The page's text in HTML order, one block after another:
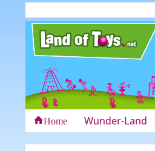
Home Wunder-Land